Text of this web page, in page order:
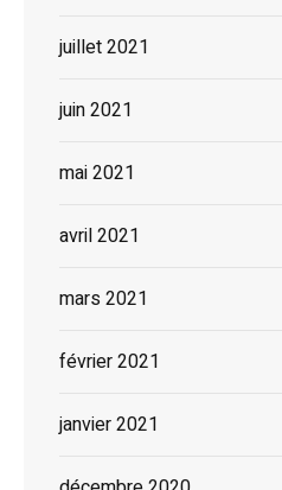
juillet 2021
juin 2021
mai 2021
avril 2021
mars 2021
février 2021
janvier 2021